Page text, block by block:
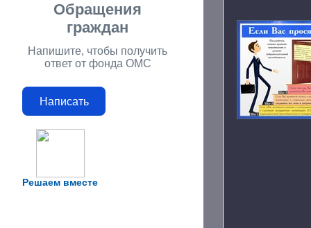
Решаем вместе
Обращения
граждан
Напишите, чтобы получить
ответ от фонда ОМС
Написать